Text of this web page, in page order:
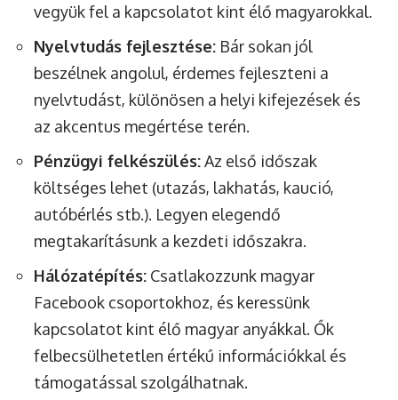
vegyük fel a kapcsolatot kint élő magyarokkal.
Nyelvtudás fejlesztése: Bár sokan jól
beszélnek angolul, érdemes fejleszteni a
nyelvtudást, különösen a helyi kifejezések és
az akcentus megértése terén.
Pénzügyi felkészülés:Az első időszak
költséges lehet (utazás, lakhatás, kaució,
autóbérlés stb.). Legyen elegendő
megtakarításunk a kezdeti időszakra.
Hálózatépítés: Csatlakozzunk magyar
Facebook csoportokhoz, és keressünk
kapcsolatot kint élő magyar anyákkal. Ők
felbecsülhetetlen értékű információkkal és
támogatással szolgálhatnak.